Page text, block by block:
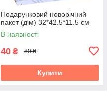
Подарунковий новорічний
пакет (дім) 32*42.5*11.5 см
В наявності
40 ₴ 80 ₴
Купити